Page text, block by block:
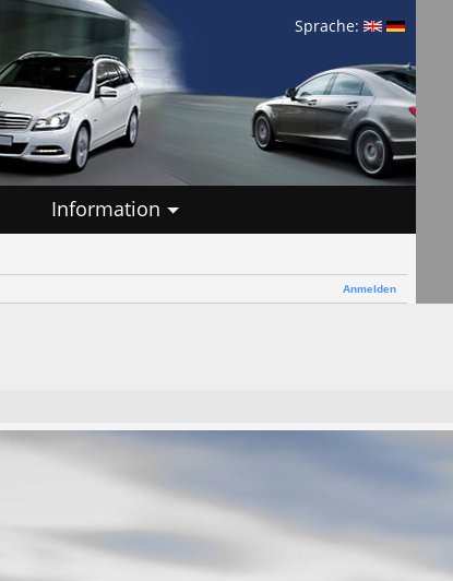
Sprache:
Information
Anmelden